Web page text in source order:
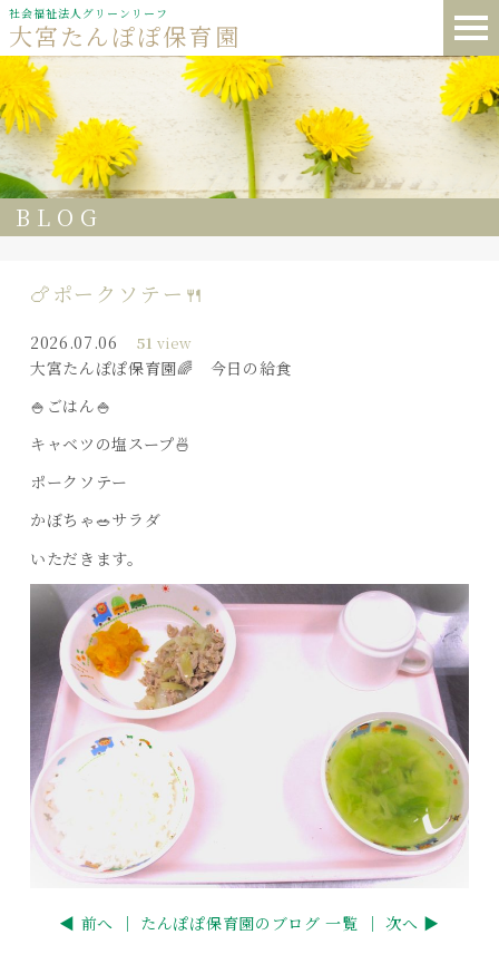
社会福祉法人グリーンリーフ
大宮たんぽぽ保育園
BLOG
🍗ポークソテー🍴
2026.07.06 51 view
大宮たんぽぽ保育園🌈 今日の給食
🍚ごはん🍚
キャベツの塩スープ🍜
ポークソテー
かぼちゃ🥗サラダ
いただきます。
◀ 前へ ｜ たんぽぽ保育園のブログ 一覧 ｜ 次へ ▶